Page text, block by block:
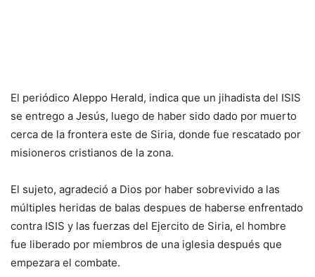
El periódico Aleppo Herald, indica que un jihadista del ISIS
se entrego a Jesús, luego de haber sido dado por muerto
cerca de la frontera este de Siria, donde fue rescatado por
misioneros cristianos de la zona.
El sujeto, agradeció a Dios por haber sobrevivido a las
múltiples heridas de balas despues de haberse enfrentado
contra ISIS y las fuerzas del Ejercito de Siria, el hombre
fue liberado por miembros de una iglesia después que
empezara el combate.